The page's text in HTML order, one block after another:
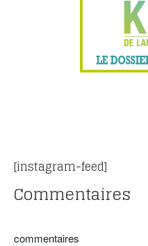
[instagram-feed]
Commentaires
commentaires